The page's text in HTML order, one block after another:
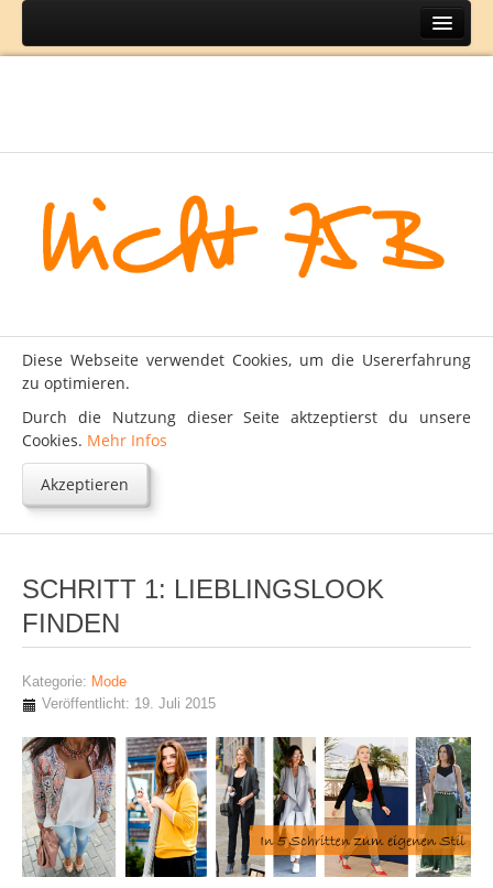
Home
Lifestyle
Mode
Kontakt
Impressum
Datenschutz
Diese Webseite verwendet Cookies, um die Usererfahrung
zu optimieren.
Durch die Nutzung dieser Seite aktzeptierst du unsere
Cookies. Mehr Infos
Akzeptieren
SCHRITT 1: LIEBLINGSLOOK
FINDEN
Kategorie: Mode
Veröffentlicht: 19. Juli 2015